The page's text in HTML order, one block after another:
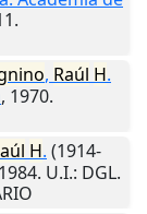
, Raúl H.
, 1970.
H. (1914-
1984. U.I.: DGL.